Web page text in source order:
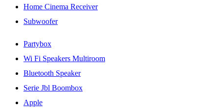
Home Cinema Receiver
Subwoofer
Partybox
Wi Fi Speakers Multiroom
Bluetooth Speaker
Serie Jbl Boombox
Apple